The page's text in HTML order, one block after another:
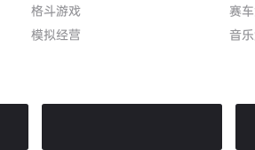
格斗游戏
模拟经营
赛
音